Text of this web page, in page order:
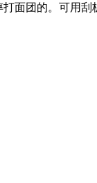
面团的。可用刮